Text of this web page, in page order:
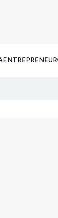
ENTREPRENEUR